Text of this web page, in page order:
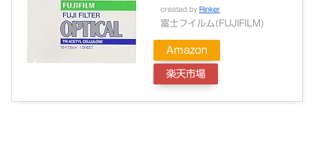
created by Rinker
富士フイルム(FUJIFILM)
Amazon
楽天市場